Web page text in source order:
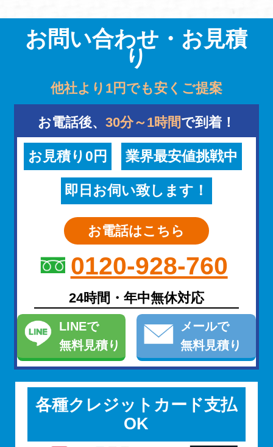
お問い合わせ・お見積
り
他社より1円でも安くご提案
お電話後、 30分～1時間で到着！
お見積り0円 業界最安値挑戦中
即日お伺い致します！
お電話はこちら
0120-928-760
24時間・年中無休対応
LINEで
無料見積り
メールで
無料見積り
各種クレジットカード支払
OK